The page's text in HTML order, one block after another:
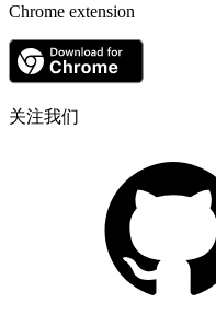
Chrome extension
关注我们